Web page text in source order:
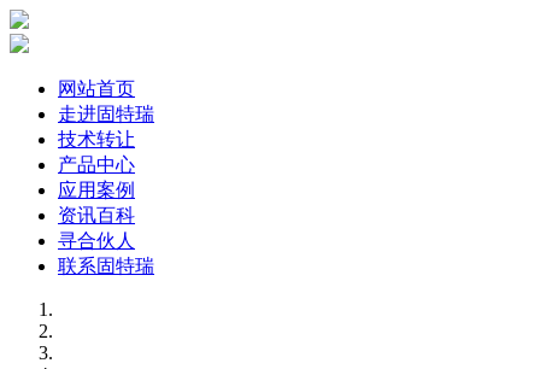
网站首页
走进固特瑞
技术转让
产品中心
应用案例
资讯百科
寻合伙人
联系固特瑞